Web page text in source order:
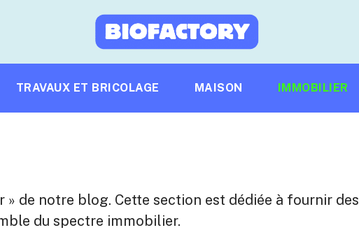
TRAVAUX ET BRICOLAGE MAISON IMMOBILIER
de notre blog. Cette section est dédiée à fournir des
du spectre immobilier.